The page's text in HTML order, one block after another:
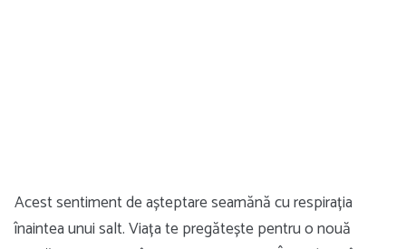
Acest sentiment de așteptare seamănă cu respirația
înaintea unui salt. Viața te pregătește pentru o nouă